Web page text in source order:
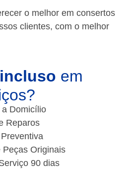
o melhor em consertos
clientes, com o melhor
em
Domicílio
Reparos
Peças Originais
90 dias